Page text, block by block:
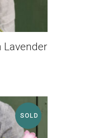
Lavender
SOLD